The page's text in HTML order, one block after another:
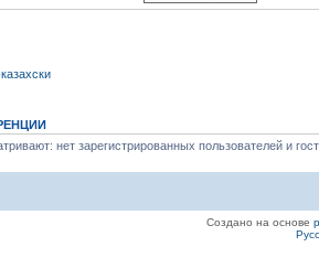
нет зарегистрированных пользователей и
Создано на основе